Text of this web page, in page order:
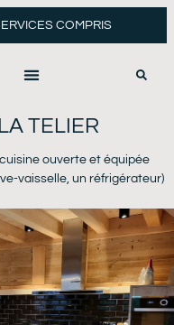
COMPRIS
TELIER
ouverte et équipée
vaisselle, un réfrigérateur)